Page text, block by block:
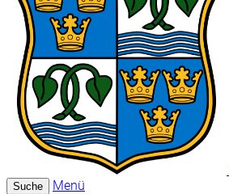
Suche
Menü